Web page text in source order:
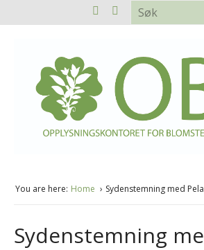
You are here: Home Sydenstemning med
Sydenstemning